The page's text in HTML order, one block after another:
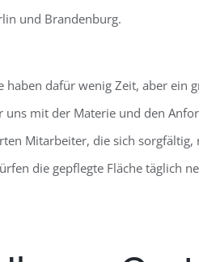
und Brandenburg.
haben dafür wenig Zeit, aber ein
mit der Materie und den
Mitarbeiter, die sich
die gepflegte Fläche täglich